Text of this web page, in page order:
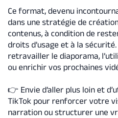
Ce format, devenu
dans une stratégie de
contenus, à condition de
droits d’usage et à la
retravailler le diaporama,
ou enrichir vos prochaines
👉 Envie d’aller plus loin et
TikTok pour renforcer votre
narration ou structurer une